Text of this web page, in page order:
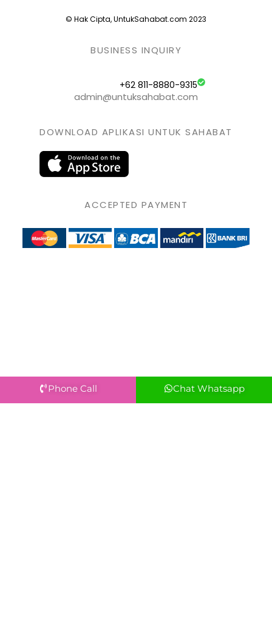
© Hak Cipta, UntukSahabat.com 2023
BUSINESS INQUIRY
+62 811-8880-9315
admin@untuksahabat.com
DOWNLOAD APLIKASI UNTUK SAHABAT
ACCEPTED PAYMENT
Phone Call Chat Whatsapp